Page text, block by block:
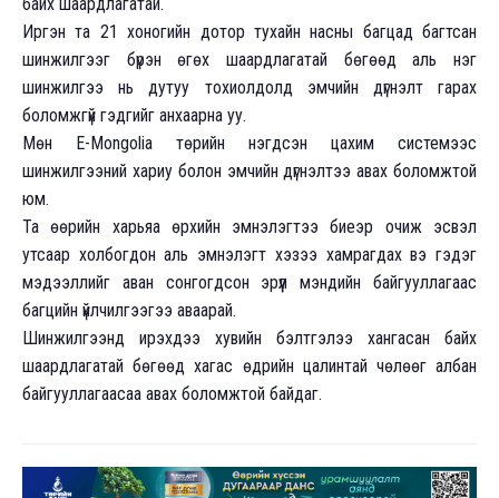
Иргэн та 21 хоногийн дотор тухайн насны багцад багтсан
шинжилгээг бүрэн өгөх шаардлагатай бөгөөд аль нэг
шинжилгээ нь дутуу тохиолдолд эмчийн дүгнэлт гарах
боломжгүй гэдгийг анхаарна уу.
Мөн E-Mongolia төрийн нэгдсэн цахим системээс
шинжилгээний хариу болон эмчийн дүгнэлтээ авах боломжтой
юм.
Та өөрийн харьяа өрхийн эмнэлэгтээ биеэр очиж эсвэл
утсаар холбогдон аль эмнэлэгт хэзээ хамрагдах вэ гэдэг
мэдээллийг аван сонгогдсон эрүүл мэндийн байгууллагаас
багцийн үйлчилгээгээ аваарай.
Шинжилгээнд ирэхдээ хувийн бэлтгэлээ хангасан байх
шаардлагатай бөгөөд хагас өдрийн цалинтай чөлөөг албан
байгууллагаасаа авах боломжтой байдаг.